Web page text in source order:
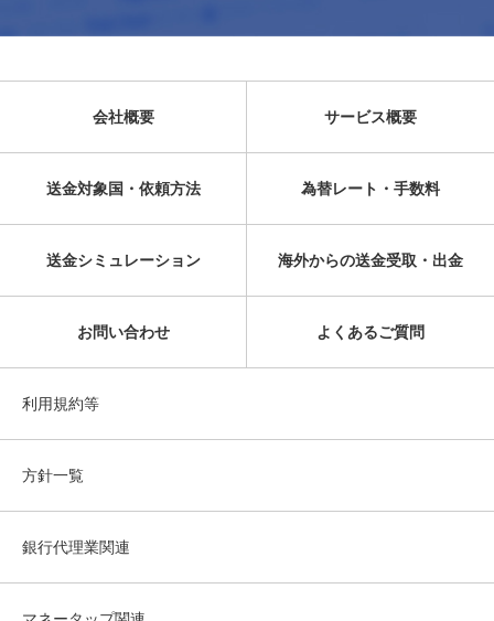
会社概要 サービス概要
送金対象国・依頼方法 為替レート・手数料
送金シミュレーション 海外からの送金受取・出金
お問い合わせ よくあるご質問
利用規約等
方針一覧
銀行代理業関連